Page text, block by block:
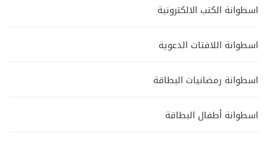
اسطوانة الكتب الالكترونية
اسطوانة اللافتات الدعوية
اسطوانة رمضانيات البطاقة
اسطوانة أطفال البطاقة